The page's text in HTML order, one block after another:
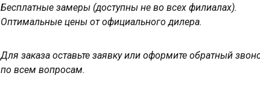
Бесплатные замеры (доступны не во всех филиалах).
Оптимальные цены от официального дилера.
Для заказа оставьте заявку или оформите обратный
по всем вопросам.